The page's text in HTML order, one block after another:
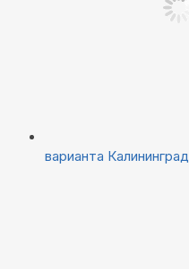
варианта Калининград